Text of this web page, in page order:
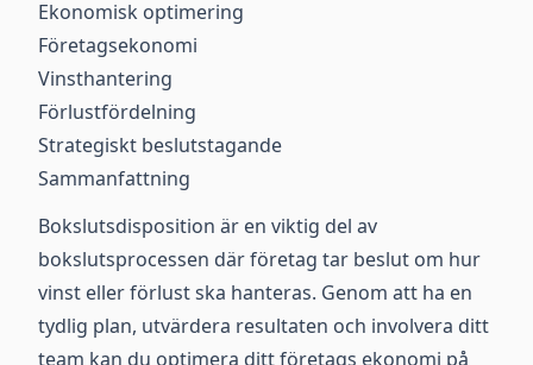
Ekonomisk optimering
Företagsekonomi
Vinsthantering
Förlustfördelning
Strategiskt beslutstagande
Sammanfattning
Bokslutsdisposition är en viktig del av
bokslutsprocessen där företag tar beslut om hur
vinst eller förlust ska hanteras. Genom att ha en
tydlig plan, utvärdera resultaten och involvera ditt
team kan du optimera ditt företags ekonomi på